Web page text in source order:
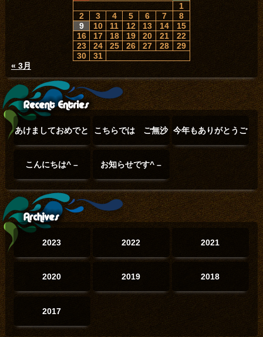
1
2
3 4 5 6 7
8
9
10 11 12 13 14
15
16
17 18 19 20 21
22
23
24 25 26 27 28
29
30
31
« 3月
あけましておめでと
うございます(°▽°)
(01/01)
こちらでは ご無沙
汰でした(°▽°)
(12/23)
今年もありがとうご
(12/31)
こんにちは^ –
^(06/20)
お知らせです^ –
^(06/02)
2023 2022 2021
2020 2019 2018
2017